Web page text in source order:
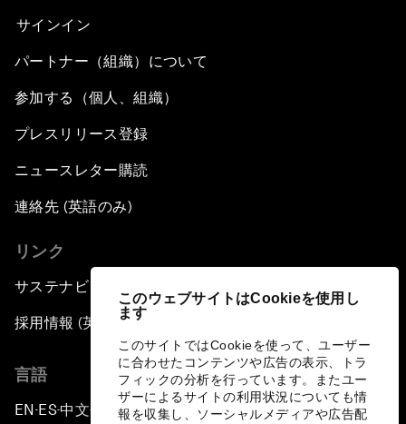
このウェブサイトはCookieを使用し
ます
このサイトではCookieを使って、ユーザー
に合わせたコンテンツや広告の表示、トラ
フィックの分析を行っています。またユー
ザーによるサイトの利用状況についても情
報を収集し、ソーシャルメディアや広告配
サインイン
パートナー（組織）について
参加する（個人、組織）
プレスリリース登録
ニュースレター購読
連絡先 (英語のみ)
リンク
サステナビリティへの取り組み
採用情報 (英語のみ)
言語
EN ▪ES▪中文▪ 日本語